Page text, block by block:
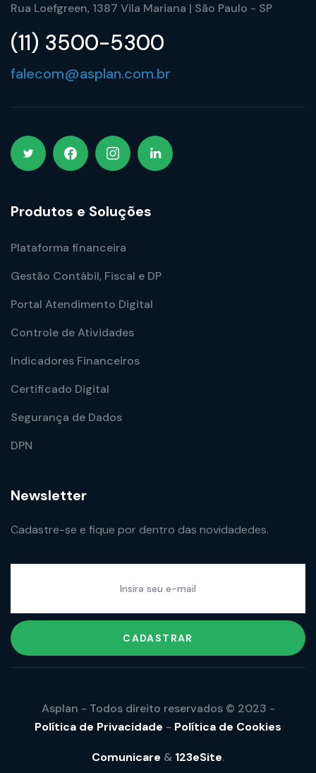
Rua Loefgreen, 1387 Vila Mariana | São Paulo - SP
(11) 3500-5300
falecom@asplan.com.br
Produtos e Soluções
Plataforma financeira
Gestão Contábil, Fiscal e DP
Portal Atendimento Digital
Controle de Atividades
Indicadores Financeiros
Certificado Digital
Segurança de Dados
DPN
Newsletter
Cadastre-se e fique por dentro das novidadedes.
CADASTRAR
Asplan - Todos direito reservados © 2023 -
Política de Privacidade - Política de Cookies
Comunicare & 123eSite.